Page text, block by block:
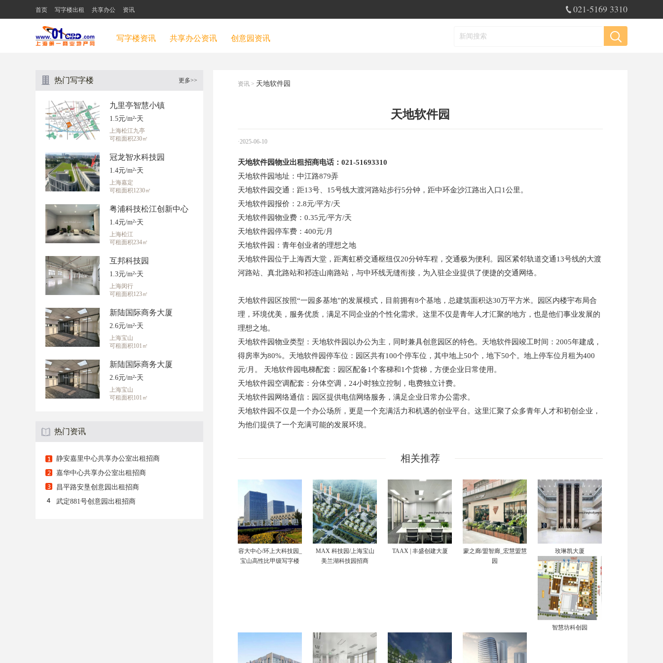
首页 写字楼出租 共享办公 资讯 021-5169 3310
写字楼资讯 共享办公资讯 创意园资讯
热门写字楼 更多>>
九里亭智慧小镇
1.5元/m²⋅天
上海松江九亭
可租面积230㎡
冠龙智水科技园
1.4元/m²⋅天
上海嘉定
可租面积1230㎡
粤浦科技松江创新中心
1.4元/m²⋅天
上海松江
可租面积234㎡
互邦科技园
1.3元/m²⋅天
上海闵行
可租面积123㎡
新陆国际商务大厦
2.6元/m²⋅天
上海宝山
可租面积101㎡
新陆国际商务大厦
2.6元/m²⋅天
上海宝山
可租面积101㎡
热门资讯
静安嘉里中心共享办公室出租招商
嘉华中心共享办公室出租招商
昌平路安垦创意园出租招商
武定881号创意园出租招商
资讯 > 天地软件园
天地软件园
·2025-06-10
天地软件园物业出租招商电话：021-51693310
天地软件园地址：中江路879弄
天地软件园交通：距13号、15号线大渡河路站步行5分钟，距中环金沙江路出入口1公里。
天地软件园报价：2.8元/平方/天
天地软件园物业费：0.35元/平方/天
天地软件园停车费：400元/月
天地软件园：青年创业者的理想之地
天地软件园位于上海西大堂，距离虹桥交通枢纽仅20分钟车程，交通极为便利。园区紧邻轨道交通13号线的大渡
河路站、真北路站和祁连山南路站，与中环线无缝衔接，为入驻企业提供了便捷的交通网络。
天地软件园区按照“一园多基地”的发展模式，目前拥有8个基地，总建筑面积达30万平方米。园区内楼宇布局合
理，环境优美，服务优质，满足不同企业的个性化需求。这里不仅是青年人才汇聚的地方，也是他们事业发展的
理想之地。
天地软件园物业类型：天地软件园以办公为主，同时兼具创意园区的特色。天地软件园竣工时间：2005年建成，
得房率为80%。天地软件园停车位：园区共有100个停车位，其中地上50个，地下50个。地上停车位月租为400
元/月。 天地软件园电梯配套：园区配备1个客梯和1个货梯，方便企业日常使用。
天地软件园空调配套：分体空调，24小时独立控制，电费独立计费。
天地软件园网络通信：园区提供电信网络服务，满足企业日常办公需求。
天地软件园不仅是一个办公场所，更是一个充满活力和机遇的创业平台。这里汇聚了众多青年人才和初创企业，
为他们提供了一个充满可能的发展环境。
相关推荐
容大中心/环上大科技园_
宝山高性比甲级写字楼
MAX 科技园/上海宝山
美兰湖科技园招商
TAAX | 丰盛创建大厦
蒙之廊/盟智廊_宏慧盟慧
园
玫琳凯大厦
智慧坊科创园